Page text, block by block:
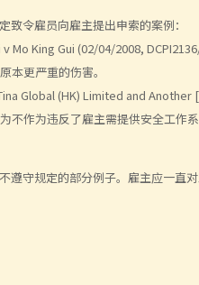
致令雇员向雇主提出申索的案例：
v Mo King Gui (02/04/2008,
本更严重的伤害。
Global (HK) Limited and Another
不作为违反了雇主需提供安全工作系
遵守规定的部分例子。雇主应一直